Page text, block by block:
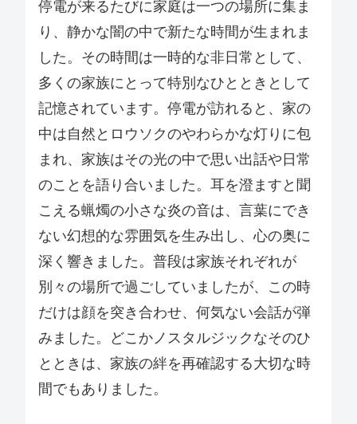
停電が来るたびに家庭は一つの場所に集ま
り、静かな闇の中で新たな時間が生まれま
した。その時間は一時的な非日常として、
多くの家族にとって特別なひとときとして
記憶されています。停電が訪れると、家の
中は自然とロウソクのやわらかな灯りに包
まれ、家族はその光の中で思い出話や日常
のことを語り合いました。耳を澄ますと聞
こえる蝋燭の小さな炎の音は、言葉にでき
ない幻想的な雰囲気を生み出し、心の奥に
深く響きました。普段は家族それぞれが
別々の場所で過ごしていましたが、この時
だけは顔を突き合わせ、何気ない会話が弾
みました。どこかノスタルジックなそのひ
とときは、家族の絆を再確認する大切な時
間でもありました。